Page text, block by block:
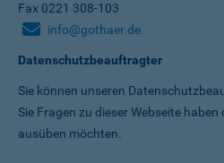
Fax 0221 308-103
info@gothaer.de
Datenschutzbeauftragter
Sie können unseren
Sie Fragen zu dieser Webseite
ausüben möchten.